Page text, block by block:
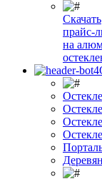
Скачать
прайс-
на